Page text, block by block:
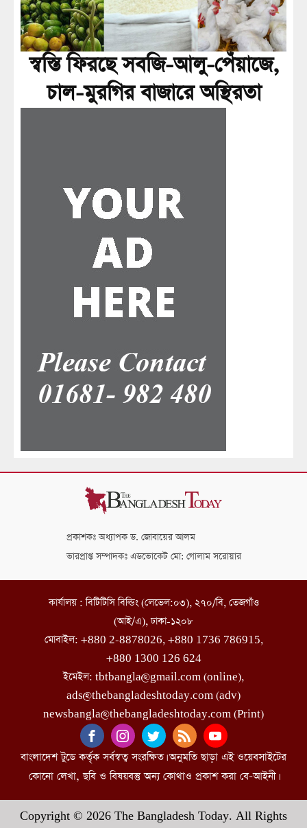
স্বস্তি ফিরছে সবজি-আলু-পেঁয়াজে,
চাল-মুরগির বাজারে অস্থিরতা
প্রকাশকঃ অধ্যাপক ড. জোবায়ের আলম
ভারপ্রাপ্ত সম্পাদকঃ এডভোকেট মো: গোলাম সরোয়ার
কার্যালয় : বিটিটিসি বিল্ডিং (লেভেল:০৩), ২৭০/বি, তেজগাঁও
(আই/এ), ঢাকা-১২০৮
মোবাইল: +880 2-8878026, +880 1736 786915,
+880 1300 126 624
ইমেইল: tbtbangla@gmail.com (online),
ads@thebangladeshtoday.com (adv)
newsbangla@thebangladeshtoday.com (Print)
বাংলাদেশ টুডে কর্তৃক সর্বস্বত্ব সংরক্ষিত। অনুমতি ছাড়া এই ওয়েবসাইটের
কোনো লেখা, ছবি ও বিষয়বস্তু অন্য কোথাও প্রকাশ করা বে-আইনী।
Copyright © 2026 The Bangladesh Today. All Rights